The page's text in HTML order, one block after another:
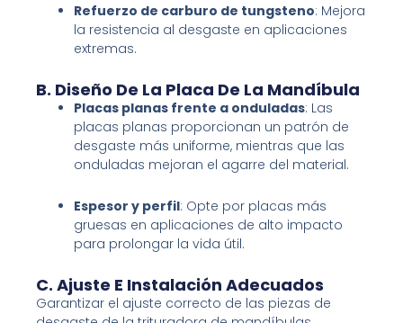
Refuerzo de carburo de tungsteno: Mejora
la resistencia al desgaste en aplicaciones
extremas.
B. Diseño De La Placa De La Mandíbula
Placas planas frente a onduladas: Las
placas planas proporcionan un patrón de
desgaste más uniforme, mientras que las
onduladas mejoran el agarre del material.
Espesor y perfil: Opte por placas más
gruesas en aplicaciones de alto impacto
para prolongar la vida útil.
C. Ajuste E Instalación Adecuados
Garantizar el ajuste correcto de las piezas de